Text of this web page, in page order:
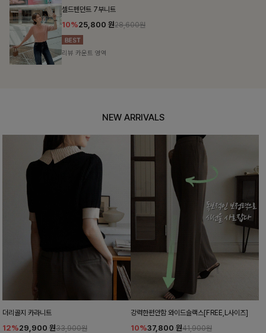
셀드펜던트 7부니트
10%25,800 원28,600원
리뷰 카운트 영역
NEW ARRIVALS
더리골지 카라니트
12%29,900 원33,900원
강력한편안함 와이드슬랙스[FREE,L사이즈]
10%37,800 원41,900원